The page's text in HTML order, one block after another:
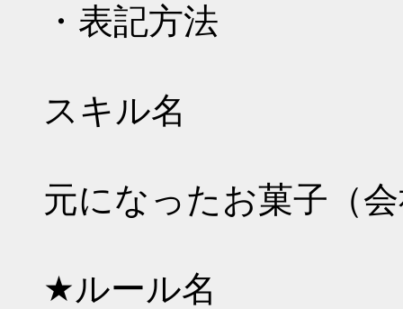
・表記方法
スキル名
元になったお菓子（
★ルール名